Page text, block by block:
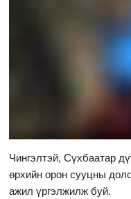
Чингэлтэй, Сүхбаатар
өрхийн орон сууцны
ажил үргэлжилж буй.